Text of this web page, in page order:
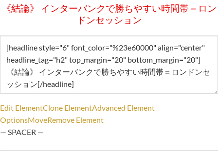
《結論》 インターバンクで勝ちやすい時間帯＝ロン
ドンセッション
Edit ElementClone ElementAdvanced Element
OptionsMoveRemove Element
— SPACER —